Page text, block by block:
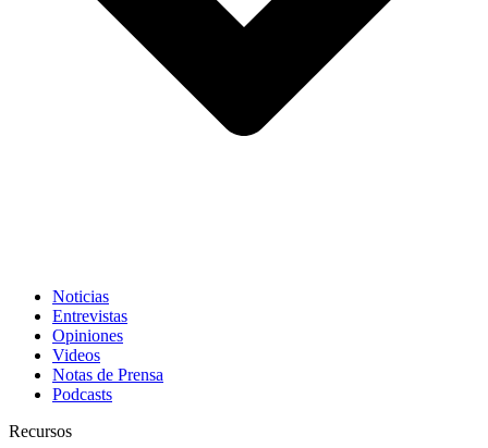
Noticias
Entrevistas
Opiniones
Videos
Notas de Prensa
Podcasts
Recursos